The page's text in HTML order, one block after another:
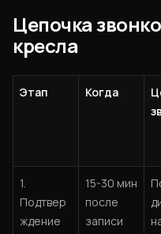
Цепочка
кресла
Этап Когда
1.
Подтвер
ждение
15-30 мин
после
записи